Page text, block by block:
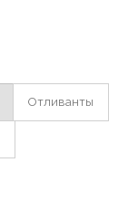
Отливанты